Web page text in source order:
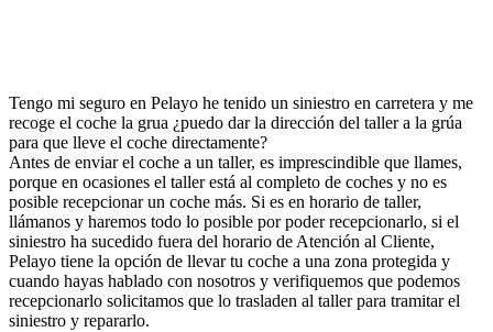
Tengo mi seguro en Pelayo he tenido un siniestro en carretera y me
recoge el coche la grua ¿puedo dar la dirección del taller a la grúa
para que lleve el coche directamente?
Antes de enviar el coche a un taller, es imprescindible que llames,
porque en ocasiones el taller está al completo de coches y no es
posible recepcionar un coche más. Si es en horario de taller,
llámanos y haremos todo lo posible por poder recepcionarlo, si el
siniestro ha sucedido fuera del horario de Atención al Cliente,
Pelayo tiene la opción de llevar tu coche a una zona protegida y
cuando hayas hablado con nosotros y verifiquemos que podemos
recepcionarlo solicitamos que lo trasladen al taller para tramitar el
siniestro y repararlo.